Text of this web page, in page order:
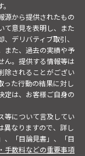
源から提供されたもの
て意見を表明し、また
デリバティブ取引、
また、過去の実績や予
ん。提供する情報等は
除されることがござい
った行動の結果に対し
定は、お客様ご自身の
等について言及してい
異なりますので、詳し
、「目論見書」、「目
手数料などの重要事項